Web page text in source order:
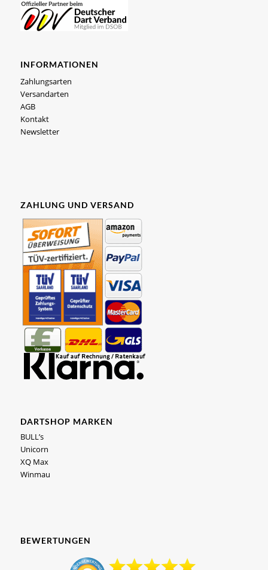
INFORMATIONEN
Zahlungsarten
Versandarten
AGB
Kontakt
Newsletter
ZAHLUNG UND VERSAND
DARTSHOP MARKEN
BULL’s
Unicorn
XQ Max
Winmau
BEWERTUNGEN